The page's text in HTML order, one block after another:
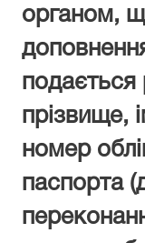
органом,
подається
прізвище,
номер
паспорта